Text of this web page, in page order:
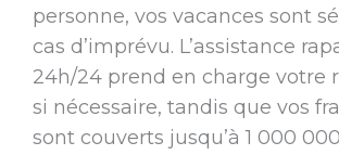
personne, vos vacances sont
cas d’imprévu. L’assistance
24h/24 prend en charge votre
si nécessaire, tandis que vos
sont couverts jusqu’à 1 000